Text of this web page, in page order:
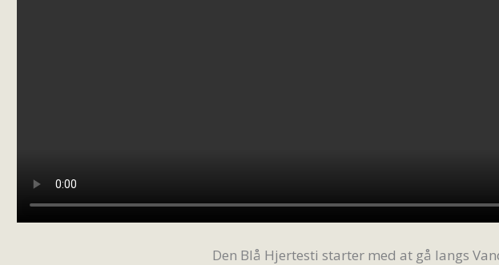
Den Blå Hjertesti starter med at gå langs